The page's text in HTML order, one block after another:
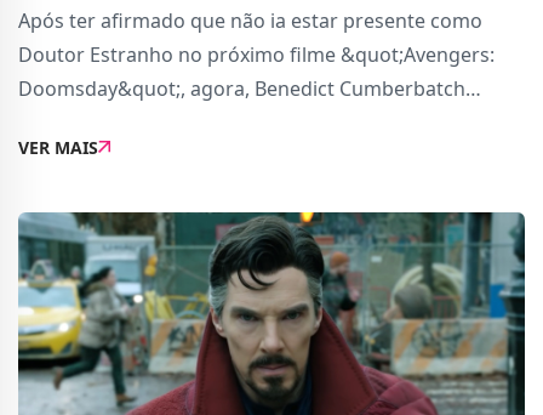
Após ter afirmado que não ia estar presente como
Doutor Estranho no próximo filme &quot;Avengers:
Doomsday&quot;, agora, Benedict Cumberbatch
vou estar no próximo. Nunca acreditem em nada do
VER MAIS